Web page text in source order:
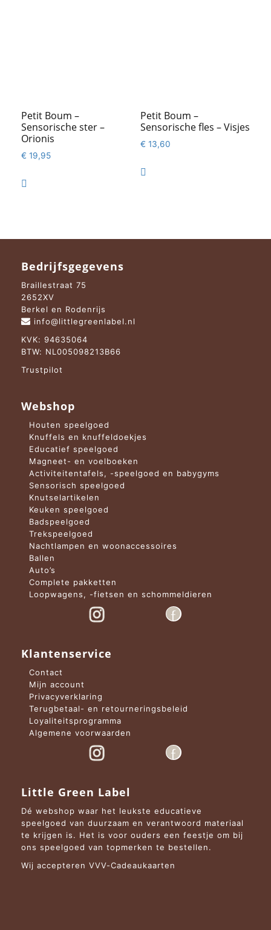
Petit Boum –
Sensorische ster –
Orionis
€ 19,95

Petit Boum –
Sensorische fles – Visjes
€ 13,60

Bedrijfsgegevens
Braillestraat 75
2652XV
Berkel en Rodenrijs
info@littlegreenlabel.nl
KVK: 94635064
BTW: NL005098213B66
Trustpilot
Webshop
Houten speelgoed
Knuffels en knuffeldoekjes
Educatief speelgoed
Magneet- en voelboeken
Activiteitentafels, -speelgoed en babygyms
Sensorisch speelgoed
Knutselartikelen
Keuken speelgoed
Badspeelgoed
Trekspeelgoed
Nachtlampen en woonaccessoires
Ballen
Auto’s
Complete pakketten
Loopwagens, -fietsen en schommeldieren
Klantenservice
Contact
Mijn account
Privacyverklaring
Terugbetaal- en retourneringsbeleid
Loyaliteitsprogramma
Algemene voorwaarden
Little Green Label
Dé webshop waar het leukste educatieve
speelgoed van duurzaam en verantwoord materiaal
te krijgen is. Het is voor ouders een feestje om bij
ons speelgoed van topmerken te bestellen.
Wij accepteren VVV-Cadeaukaarten